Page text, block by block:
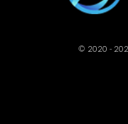
© 2020 -